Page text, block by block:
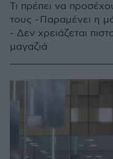
Τι πρέπει να
τους - Παραμένει η
- Δεν χρειάζεται
μαγαζιά